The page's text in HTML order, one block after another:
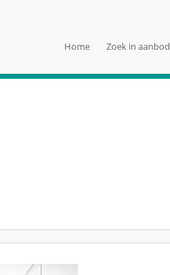
Home Zoek in aanbod